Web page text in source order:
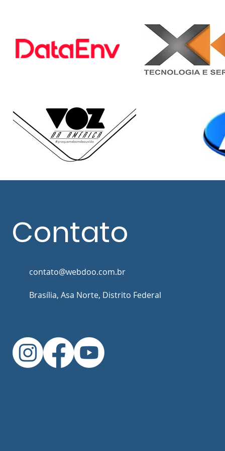
Contato
contato@webdoo.com.br
Brasília, Asa Norte, Distrito Federal